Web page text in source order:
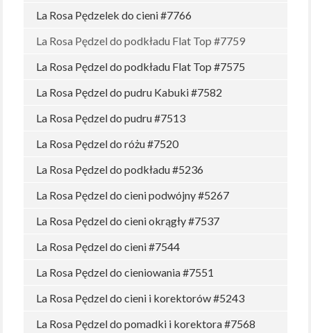
La Rosa Pędzelek do cieni #7766
La Rosa Pędzel do podkładu Flat Top #7759
La Rosa Pędzel do podkładu Flat Top #7575
La Rosa Pędzel do pudru Kabuki #7582
La Rosa Pędzel do pudru #7513
La Rosa Pędzel do różu #7520
La Rosa Pędzel do podkładu #5236
La Rosa Pędzel do cieni podwójny #5267
La Rosa Pędzel do cieni okrągły #7537
La Rosa Pędzel do cieni #7544
La Rosa Pędzel do cieniowania #7551
La Rosa Pędzel do cieni i korektorów #5243
La Rosa Pędzel do pomadki i korektora #7568